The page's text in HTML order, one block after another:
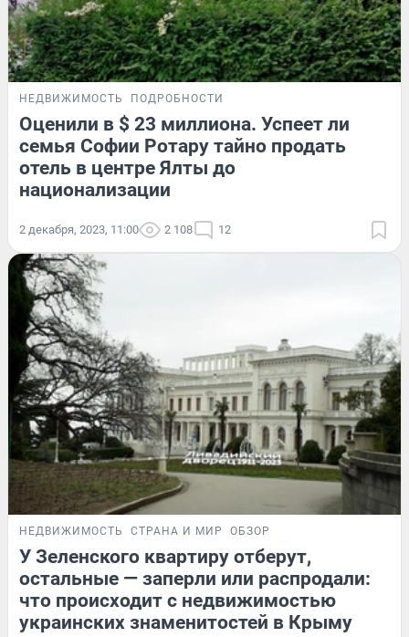
НЕДВИЖИМОСТЬ ПОДРОБНОСТИ
Оценили в $ 23 миллиона. Успеет ли
семья Софии Ротару тайно продать
отель в центре Ялты до
национализации
2 декабря, 2023, 11:00 2 108 12
НЕДВИЖИМОСТЬ СТРАНА И МИР ОБЗОР
У Зеленского квартиру отберут,
остальные — заперли или распродали:
что происходит с недвижимостью
украинских знаменитостей в Крыму